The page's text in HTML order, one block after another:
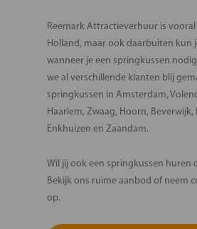
Reemark Attractieverhuur is
Holland, maar ook daarbuiten kun
wanneer je een springkussen
we al verschillende klanten blij
springkussen in Amsterdam,
Haarlem, Zwaag, Hoorn, Beverwijk,
Enkhuizen en Zaandam.
Wil jij ook een springkussen huren
Bekijk ons ruime aanbod of neem
op.